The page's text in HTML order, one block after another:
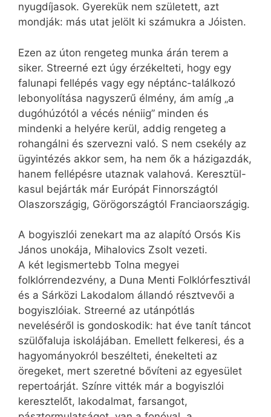
nyugdíjasok. Gyerekük nem született, azt
mondják: más utat jelölt ki számukra a Jóisten.
Ezen az úton rengeteg munka árán terem a
siker. Streerné ezt úgy érzékelteti, hogy egy
falunapi fellépés vagy egy néptánc-találkozó
lebonyolítása nagyszerű élmény, ám amíg „a
dugóhúzótól a vécés néniig” minden és
mindenki a helyére kerül, addig rengeteg a
rohangálni és szervezni való. S nem csekély az
ügyintézés akkor sem, ha nem ők a házigazdák,
hanem fellépésre utaznak valahová. Keresztül-
kasul bejárták már Európát Finnországtól
Olaszországig, Görögországtól Franciaországig.
A bogyiszlói zenekart ma az alapító Orsós Kis
János unokája, Mihalovics Zsolt vezeti.
A két legismertebb Tolna megyei
folklórrendezvény, a Duna Menti Folklórfesztivál
és a Sárközi Lakodalom állandó résztvevői a
bogyiszlóiak. Streerné az utánpótlás
neveléséről is gondoskodik: hat éve tanít táncot
szülőfaluja iskolájában. Emellett felkeresi, és a
hagyományokról beszélteti, énekelteti az
öregeket, mert szeretné bővíteni az egyesület
repertoárját. Színre vitték már a bogyiszlói
keresztelőt, lakodalmat, farsangot,